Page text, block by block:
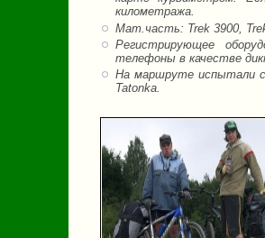
километража.
Мат.часть: Trek 3900,
Регистрирующее
телефоны в качестве
На маршруте испытали
Tatonka.